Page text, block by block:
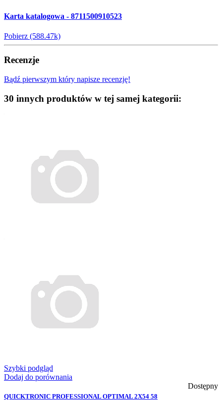
Karta katalogowa - 8711500910523
Pobierz (588.47k)
Recenzje
Bądź pierwszym który napisze recenzję!
30 innych produktów w tej samej kategorii:
Szybki podgląd
Dodaj do porównania
Dostępny
QUICKTRONIC PROFESSIONAL OPTIMAL 2X54 58